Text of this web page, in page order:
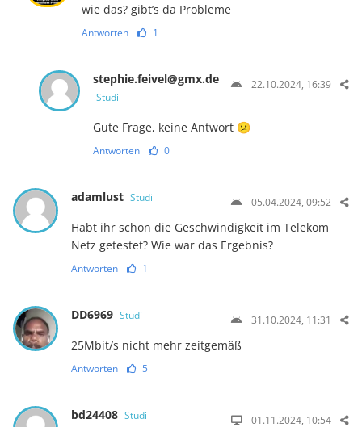
wie das? gibt’s da Probleme
Antworten 1
stephie.feivel@gmx.de
Studi
22.10.2024, 16:39
Gute Frage, keine Antwort 😕
Antworten 0
adamlust Studi 05.04.2024, 09:52
Habt ihr schon die Geschwindigkeit im Telekom
Netz getestet? Wie war das Ergebnis?
Antworten 1
DD6969 Studi 31.10.2024, 11:31
25Mbit/s nicht mehr zeitgemäß
Antworten 5
bd24408 Studi 01.11.2024, 10:54